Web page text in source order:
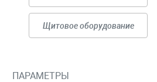
Щитовое оборудование
ПАРАМЕТРЫ